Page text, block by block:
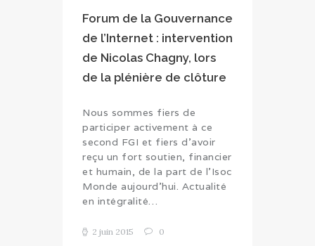
Forum de la Gouvernance
de l’Internet : intervention
de Nicolas Chagny, lors
de la plénière de clôture
Nous sommes fiers de
participer activement à ce
second FGI et fiers d'avoir
reçu un fort soutien, financier
et humain, de la part de l'Isoc
Monde aujourd'hui. Actualité
en intégralité…
2 juin 2015 0